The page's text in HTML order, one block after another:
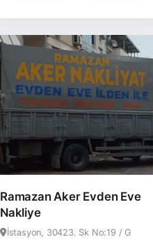
Ramazan Aker Evden Eve
Nakliye
İstasyon, 30423. Sk No:19 / G